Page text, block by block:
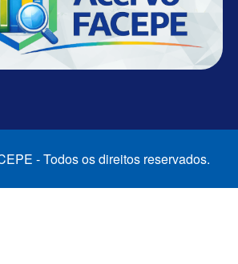
- Todos os direitos reservados.